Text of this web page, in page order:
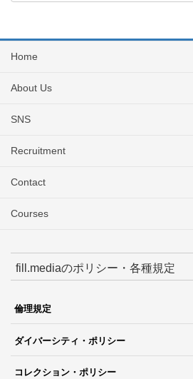
Home
About Us
SNS
Recruitment
Contact
Courses
fill.mediaのポリシー・各種規定
倫理規定
ダイバーシティ・ポリシー
コレクション・ポリシー